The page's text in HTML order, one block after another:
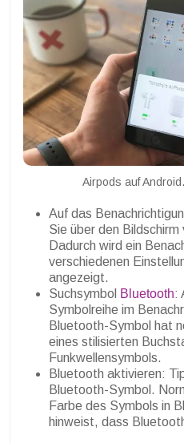
Airpods auf
Auf das
Sie über den Bildschirm
Dadurch wird ein
verschiedenen
angezeigt.
Suchsymbol Bluetooth:
Symbolreihe im
Bluetooth-Symbol hat
eines stilisierten
Funkwellensymbols.
Bluetooth aktivieren:
Bluetooth-Symbol.
Farbe des Symbols in
hinweist, dass